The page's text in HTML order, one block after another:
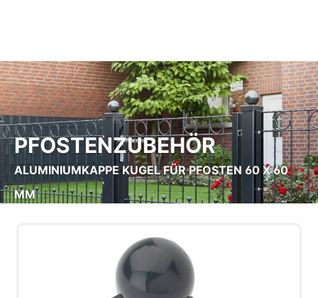
PFOSTENZUBEHÖR
ALUMINIUMKAPPE KUGEL FÜR PFOSTEN 60 X 60
MM